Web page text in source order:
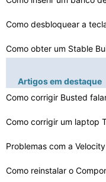
Como desbloquear a
Como alterar o W2K
Como desativar a
Como reinstalar drivers
Artigos em destaque
Como corrigir Busted
Problemas com a
Como reinstalar o